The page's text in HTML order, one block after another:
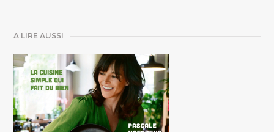
A LIRE AUSSI